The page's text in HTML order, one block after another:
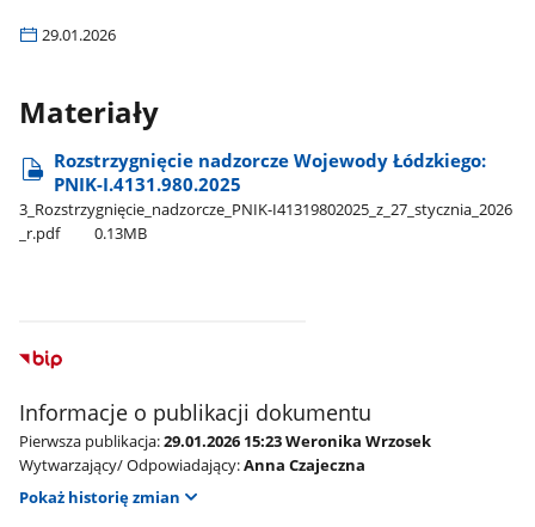
29.01.2026
Materiały
Rozstrzygnięcie nadzorcze Wojewody Łódzkiego:
PNIK-I.4131.980.2025
3​_Rozstrzygnięcie​_nadzorcze​_PNIK-I41319802025​_z​_27​_stycznia​_2026​
_r.pdf
0.13MB
Informacje o publikacji dokumentu
Pierwsza publikacja:29.01.2026 15:23 Weronika Wrzosek
Wytwarzający/ Odpowiadający:Anna Czajeczna
Pokaż historię zmian